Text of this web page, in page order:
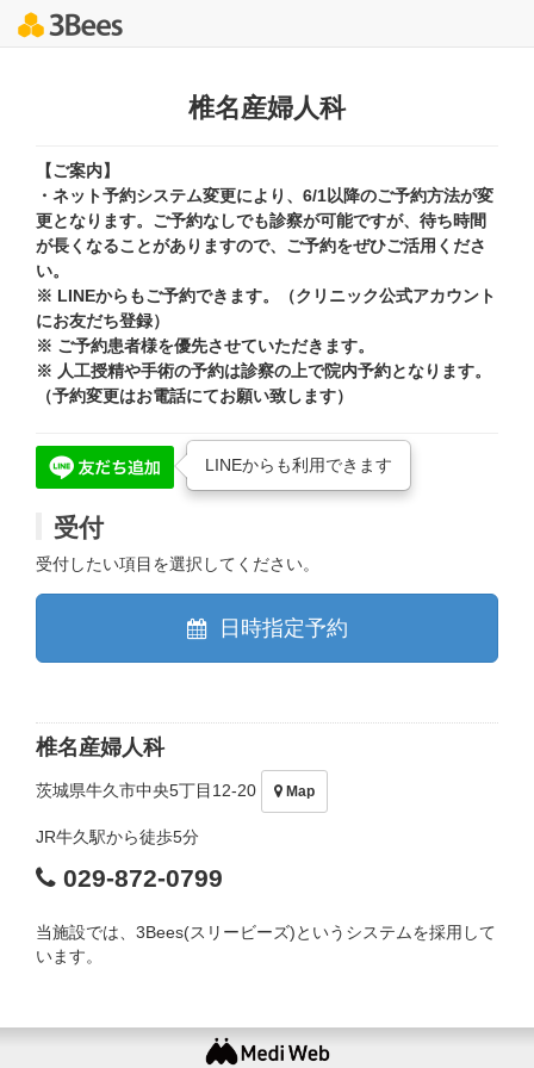
椎名産婦人科
【ご案内】
・ネット予約システム変更により、6/1以降のご予約方法が変
更となります。ご予約なしでも診察が可能ですが、待ち時間
が長くなることがありますので、ご予約をぜひご活用くださ
い。
※ LINEからもご予約できます。（クリニック公式アカウント
にお友だち登録）
※ ご予約患者様を優先させていただきます。
※ 人工授精や手術の予約は診察の上で院内予約となります。
（予約変更はお電話にてお願い致します）
LINEからも利用できます
受付
受付したい項目を選択してください。
日時指定予約
椎名産婦人科
茨城県牛久市中央5丁目12-20 Map
JR牛久駅から徒歩5分
029-872-0799
当施設では、3Bees(スリービーズ)というシステムを採用して
います。